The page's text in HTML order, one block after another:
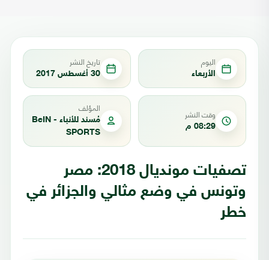
اليوم
الأربعاء
تاريخ النشر
30 أغسطس 2017
وقت النشر
08:29 م
المؤلف
مُسند للأنباء - BeIN
SPORTS
تصفيات مونديال 2018: مصر
وتونس في وضع مثالي والجزائر في
خطر